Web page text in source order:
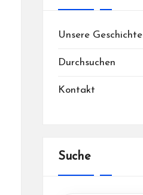
Unsere Geschichte
Durchsuchen
Kontakt
Suche